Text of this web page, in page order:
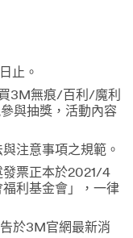
止。
3M無痕/百利/魔利
與抽獎，活動內容
注意事項之規範。
發票正本於2021/4
利基金會」，一律
於3M官網最新消